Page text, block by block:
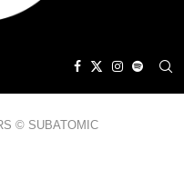
© SUBATOMIC